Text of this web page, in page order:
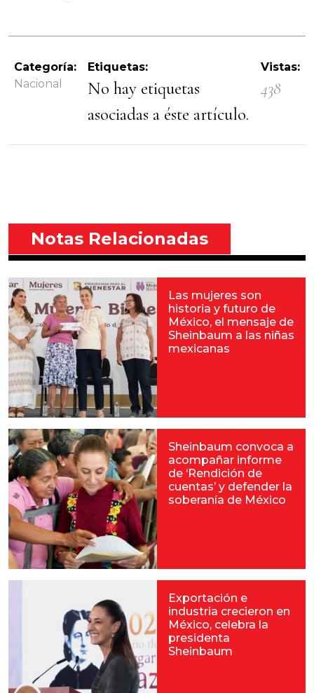
Categoría:
Nacional
Etiquetas:
No hay etiquetas
asociadas a éste artículo.
Vistas:
438
Notas Relacionadas
Las mujeres son
historia y futuro de
México, el mensaje de
Sheinbaum a las niñas
mexicanas
Sheinbaum convoca a
acompañar informe
de ‘Rendición de
cuentas’ y defender la
soberanía de México
Exportación e
industria crecieron en
México, celebra la
presidenta
Sheinbaum